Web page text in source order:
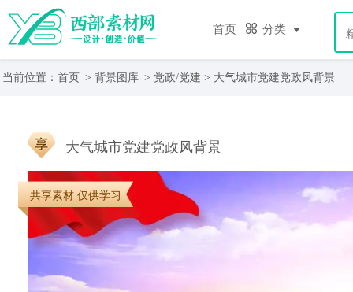
首页 分类
当前位置： 首页 > 背景图库 > 党政/党建 > 大气城市党建党政风背景
共享素材 仅供学习
大气城市党建党政风背景